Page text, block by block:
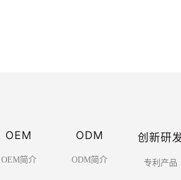
OEM
OEM简介
ODM
ODM简介
创新研
专利产品